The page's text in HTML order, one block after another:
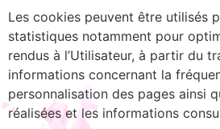
Les cookies peuvent être utilisés
statistiques notamment pour
rendus à l’Utilisateur, à partir du
informations concernant la
personnalisation des pages ainsi
réalisées et les informations